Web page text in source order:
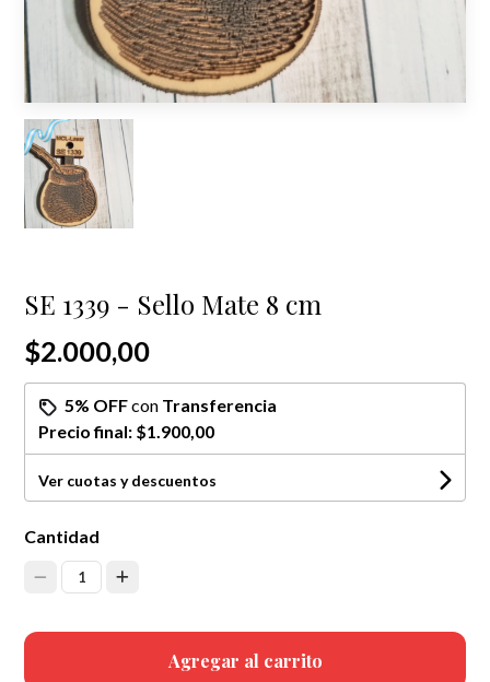
SE 1339 - Sello Mate 8 cm
$2.000,00
5% OFFcon Transferencia
Precio final: $1.900,00
Ver cuotas y descuentos
Cantidad
1
Agregar al carrito